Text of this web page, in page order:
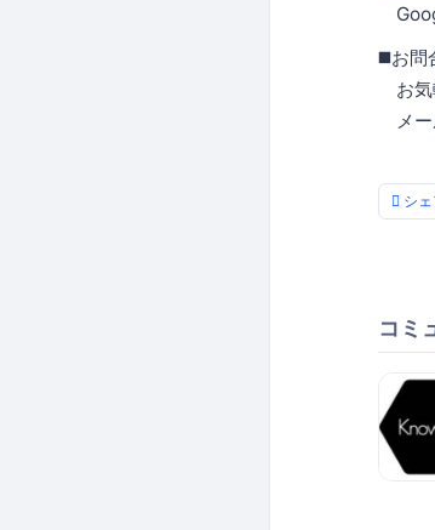
◼️お問
お気
メー
シェ
コミ